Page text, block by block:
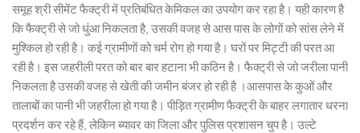
समूह श्री सीमेंट फैक्ट्री में प्रतिबंधित केमिकल का उपयोग कर रहा है। यही कारण है
कि फैक्ट्री से जो धुंआ निकलता है, उसकी वजह से आस पास के लोगों को सांस लेने में
मुश्किल हो रही है। कई ग्रामीणों को चर्म रोग हो गया है। घरों पर मिट्टी की परत आ
रही है। इस जहरीली परत को बार बार हटाना भी कठिन है। फैक्ट्री से जो जरीला पानी
निकलता है उसकी वजह से खेती की जमीन बंजर हो रही है ।आसपास के कुओं और
तालाबों का पानी भी जहरीला हो गया है। पीड़ित ग्रामीण फैक्ट्री के बाहर लगातार धरना
प्रदर्शन कर रहे हैं, लेकिन ब्यावर का जिला और पुलिस प्रशासन चुप है। उल्टे